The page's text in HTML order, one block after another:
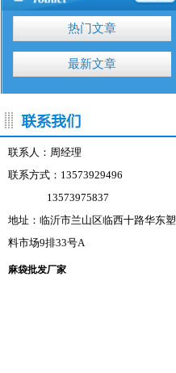
热门文章
最新文章
联系人：周经理
联系方式：13573929496
13573975837
地址：临沂市兰山区临西十路华东塑
料市场9排33号A
麻袋批发厂家